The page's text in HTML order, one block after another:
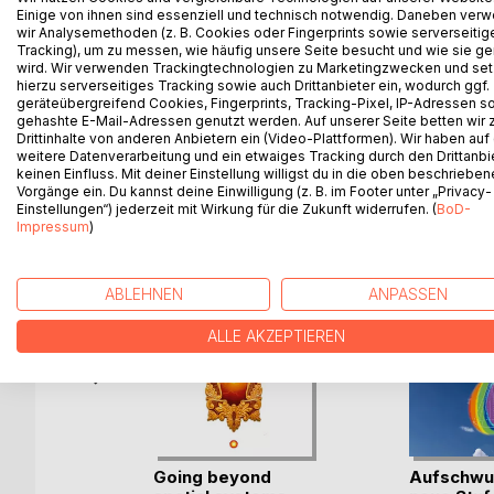
And can a white dove help him? What is with the
grandmother's disappearance have anything to do
A fairy tale for adults and children!
WEITERE TITEL BEI
Going beyond
Einige von ihnen sind essenziell und technisch notwendig. Daneben
wir Analysemethoden (z. B. Cookies oder Fingerprints sowie
Tracking), um zu messen, wie häufig unsere Seite besucht und wie sie
wird. Wir verwenden Trackingtechnologien zu Marketingzwecken und
hierzu serverseitiges Tracking sowie auch Drittanbieter ein, wodurch ggf.
geräteübergreifend Cookies, Fingerprints, Tracking-Pixel, IP-Adressen
gehashte E-Mail-Adressen genutzt werden. Auf unserer Seite betten wir
Drittinhalte von anderen Anbietern ein (Video-Plattformen). Wir haben auf
weitere Datenverarbeitung und ein etwaiges Tracking durch den
keinen Einfluss. Mit deiner Einstellung willigst du in die oben
Vorgänge ein. Du kannst deine Einwilligung (z. B. im Footer unter „Privacy-
Einstellungen“) jederzeit mit Wirkung für die Zukunft widerrufen. (BoD-
Impressum)
ABLEHNEN ANPASSEN
ALLE AKZEPTIEREN